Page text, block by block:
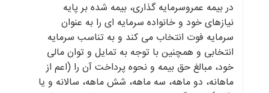
در بیمه عمروسرمایه گذاری، بیمه شده بر پایه
نیازهای خود و خانواده سرمایه ای را به عنوان
سرمایه فوت انتخاب می کند و به تناسب سرمایه
انتخابی و همچنین با توجه به تمایل و توان مالی
خود، مبالغ حق بیمه و نحوه پرداخت آن را (اعم از
ماهانه، دو ماهه، سه ماهه، شش ماهه، سالانه و یا